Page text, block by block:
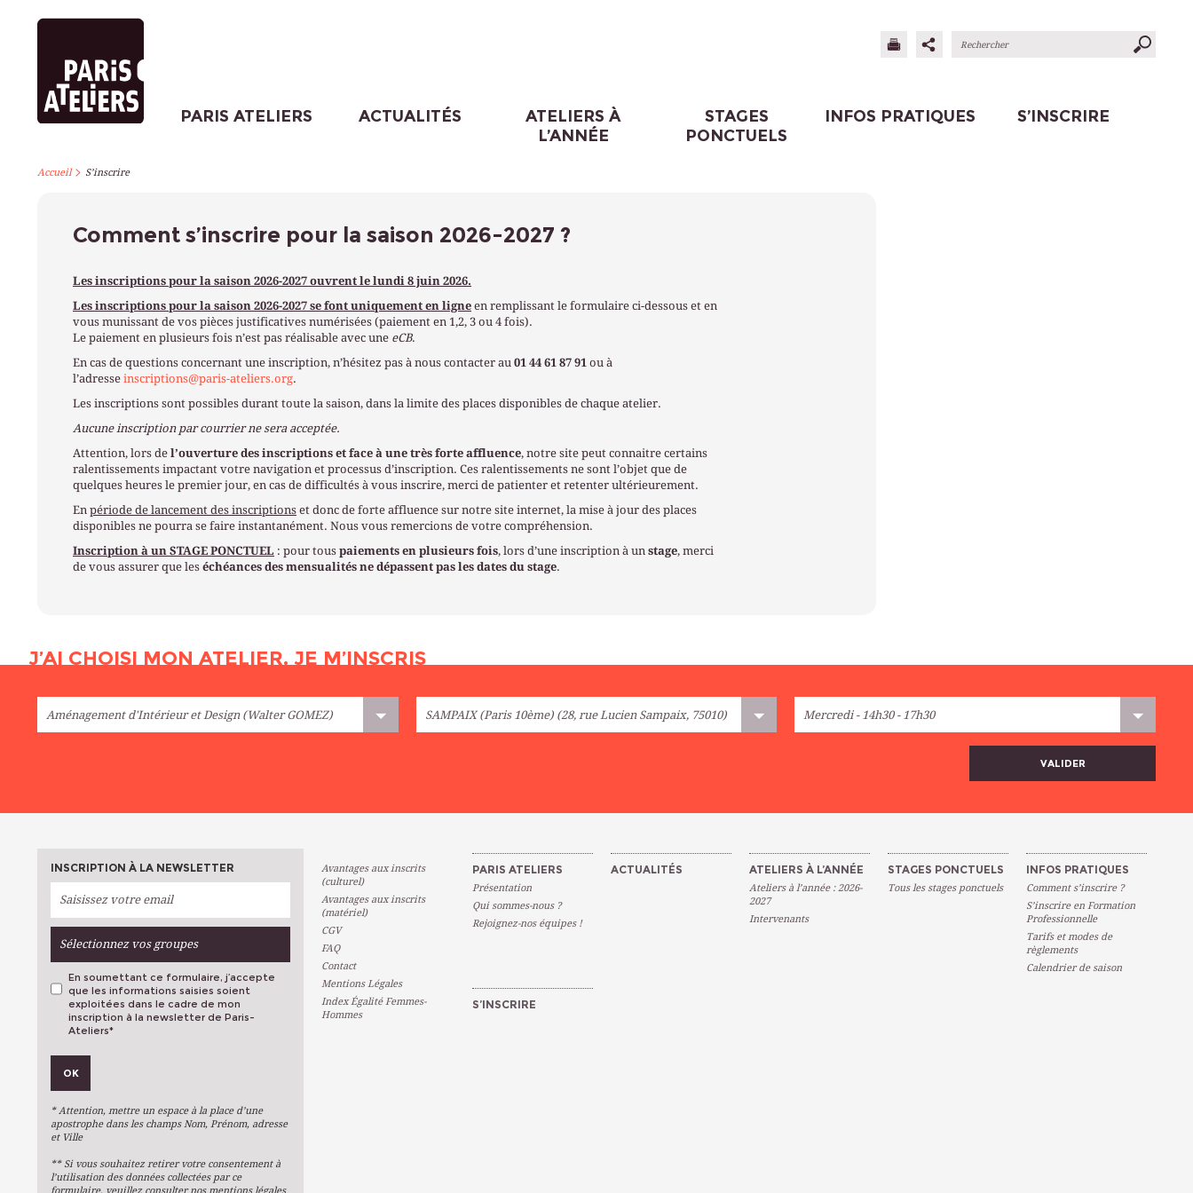
PARIS ATELIERS ACTUALITÉS
ATELIERS À
L’ANNÉE
STAGES
PONCTUELS
INFOS PRATIQUES S’INSCRIRE
Accueil> S’inscrire
Comment s’inscrire pour la saison 2026-2027 ?
Les inscriptions pour la saison 2026-2027 ouvrent le lundi 8 juin 2026.
Les inscriptions pour la saison 2026-2027 se font uniquement en ligne en remplissant le formulaire ci-dessous et en
vous munissant de vos pièces justificatives numérisées (paiement en 1,2, 3 ou 4 fois).
Le paiement en plusieurs fois n’est pas réalisable avec une eCB.
En cas de questions concernant une inscription, n’hésitez pas à nous contacter au 01 44 61 87 91 ou à
l’adresse inscriptions@paris-ateliers.org.
Les inscriptions sont possibles durant toute la saison, dans la limite des places disponibles de chaque atelier.
Aucune inscription par courrier ne sera acceptée.
Attention, lors de l’ouverture des inscriptions et face à une très forte affluence, notre site peut connaitre certains
ralentissements impactant votre navigation et processus d’inscription. Ces ralentissements ne sont l’objet que de
quelques heures le premier jour, en cas de difficultés à vous inscrire, merci de patienter et retenter ultérieurement.
En période de lancement des inscriptions et donc de forte affluence sur notre site internet, la mise à jour des places
disponibles ne pourra se faire instantanément. Nous vous remercions de votre compréhension.
Inscription à un STAGE PONCTUEL : pour tous paiements en plusieurs fois, lors d’une inscription à un stage, merci
de vous assurer que les échéances des mensualités ne dépassent pas les dates du stage.
J’AI CHOISI MON ATELIER, JE M’INSCRIS
VALIDER
INSCRIPTION À LA NEWSLETTER
Sélectionnez vos groupes
Métiers D'art
Arts Du Texte
Stages Ponctuels
En soumettant ce formulaire, j’accepte
que les informations saisies soient
exploitées dans le cadre de mon
inscription à la newsletter de Paris-
Ateliers*
OK
* Attention, mettre un espace à la place d’une
apostrophe dans les champs Nom, Prénom, adresse
et Ville
** Si vous souhaitez retirer votre consentement à
l’utilisation des données collectées par ce
Avantages aux inscrits
(culturel)
Avantages aux inscrits
(matériel)
CGV
FAQ
Contact
Mentions Légales
Index Égalité Femmes-
Hommes
PARIS ATELIERS
Présentation
Qui sommes-nous ?
Rejoignez-nos équipes !
ACTUALITÉS ATELIERS À L’ANNÉE
Ateliers à l’année : 2026-
2027
Intervenants
STAGES PONCTUELS
Tous les stages ponctuels
INFOS PRATIQUES
Comment s’inscrire ?
S’inscrire en Formation
Professionnelle
Tarifs et modes de
règlements
Calendrier de saison
S’INSCRIRE